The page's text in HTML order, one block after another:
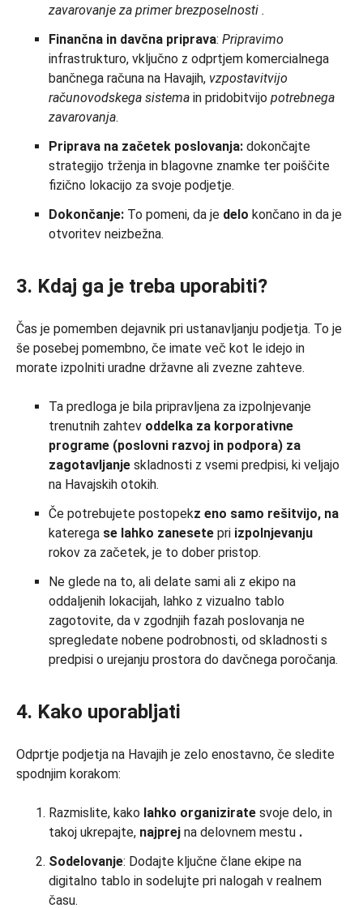
zavarovanje za primer brezposelnosti .
Finančna in davčna priprava: Pripravimo
infrastrukturo, vključno z odprtjem komercialnega
bančnega računa na Havajih, vzpostavitvijo
računovodskega sistema in pridobitvijo potrebnega
zavarovanja.
Priprava na začetek poslovanja: dokončajte
strategijo trženja in blagovne znamke ter poiščite
fizično lokacijo za svoje podjetje.
Dokončanje: To pomeni, da je delo končano in da je
otvoritev neizbežna.
3. Kdaj ga je treba uporabiti?
Čas je pomemben dejavnik pri ustanavljanju podjetja. To je
še posebej pomembno, če imate več kot le idejo in
morate izpolniti uradne državne ali zvezne zahteve.
Ta predloga je bila pripravljena za izpolnjevanje
trenutnih zahtev oddelka za korporativne
programe (poslovni razvoj in podpora) za
zagotavljanje skladnosti z vsemi predpisi, ki veljajo
na Havajskih otokih.
Če potrebujete postopekz eno samo rešitvijo, na
katerega se lahko zanesete pri izpolnjevanju
rokov za začetek, je to dober pristop.
Ne glede na to, ali delate sami ali z ekipo na
oddaljenih lokacijah, lahko z vizualno tablo
zagotovite, da v zgodnjih fazah poslovanja ne
spregledate nobene podrobnosti, od skladnosti s
predpisi o urejanju prostora do davčnega poročanja.
4. Kako uporabljati
Odprtje podjetja na Havajih je zelo enostavno, če sledite
spodnjim korakom:
Razmislite, kako lahko organizirate svoje delo, in
takoj ukrepajte, najprej na delovnem mestu .
Sodelovanje: Dodajte ključne člane ekipe na
digitalno tablo in sodelujte pri nalogah v realnem
času.